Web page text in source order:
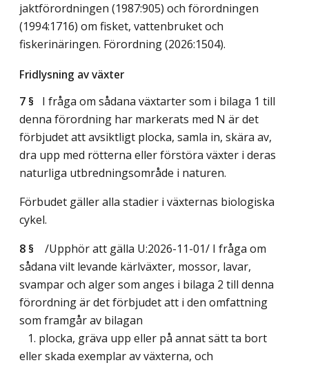
jaktförordningen (1987:905) och förordningen
(1994:1716) om fisket, vattenbruket och
fiskerinäringen. Förordning (2026:1504).
Fridlysning av växter
7 § I fråga om sådana växtarter som i bilaga 1 till
denna förordning har markerats med N är det
förbjudet att avsiktligt plocka, samla in, skära av,
dra upp med rötterna eller förstöra växter i deras
naturliga utbredningsområde i naturen.
Förbudet gäller alla stadier i växternas biologiska
cykel.
8 §
/Upphör att gälla U:2026-11-01/ I fråga om
sådana vilt levande kärlväxter, mossor, lavar,
svampar och alger som anges i bilaga 2 till denna
förordning är det förbjudet att i den omfattning
som framgår av bilagan
1. plocka, gräva upp eller på annat sätt ta bort
eller skada exemplar av växterna, och